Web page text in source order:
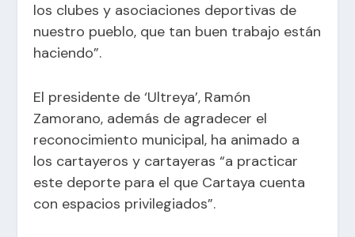
los clubes y asociaciones deportivas de
nuestro pueblo, que tan buen trabajo están
haciendo”.
El presidente de ‘Ultreya’, Ramón
Zamorano, además de agradecer el
reconocimiento municipal, ha animado a
los cartayeros y cartayeras “a practicar
este deporte para el que Cartaya cuenta
con espacios privilegiados”.